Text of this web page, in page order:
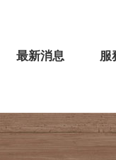
最新消息 服